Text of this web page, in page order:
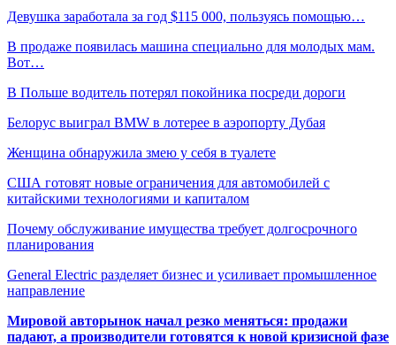
Девушка заработала за год $115 000, пользуясь помощью…
В продаже появилась машина специально для молодых мам.
Вот…
В Польше водитель потерял покойника посреди дороги
Белорус выиграл BMW в лотерее в аэропорту Дубая
Женщина обнаружила змею у себя в туалете
США готовят новые ограничения для автомобилей с
китайскими технологиями и капиталом
Почему обслуживание имущества требует долгосрочного
планирования
General Electric разделяет бизнес и усиливает промышленное
направление
Мировой авторынок начал резко меняться: продажи
падают, а производители готовятся к новой кризисной фазе